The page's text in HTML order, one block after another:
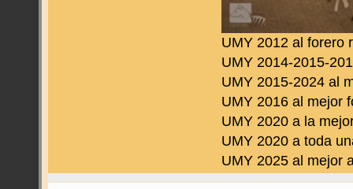
UMY 2012 al forero
UMY 2014-2015-
UMY 2015-2024 al
UMY 2016 al mejor
UMY 2020 a la
UMY 2020 a toda
UMY 2025 al mejor